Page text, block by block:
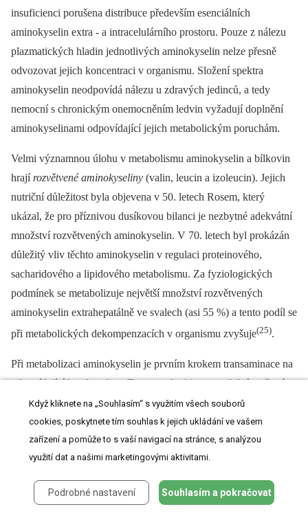
insuficienci porušena distribuce především esenciálních
aminokyselin extra -⁠ a intracelulárního prostoru. Pouze z nálezu
plazmatických hladin jednotlivých aminokyselin nelze přesně
odvozovat jejich koncentraci v organismu. Složení spektra
aminokyselin neodpovídá nálezu u zdravých jedinců, a tedy
nemocní s chronickým onemocněním ledvin vyžadují doplnění
aminokyselinami odpovídající jejich metabolickým poruchám.
Velmi významnou úlohu v metabolismu aminokyselin a bílkovin
hrají rozvětvené aminokyseliny (valin, leucin a izoleucin). Jejich
nutriční důležitost byla objevena v 50. letech Rosem, který
ukázal, že pro příznivou dusíkovou bilanci je nezbytné adekvátní
množství rozvětvených aminokyselin. V 70. letech byl prokázán
důležitý vliv těchto aminokyselin v regulaci proteinového,
sacharidového a lipidového metabolismu. Za fyziologických
podmínek se metabolizuje největší množství rozvětvených
aminokyselin extrahepatálně ve svalech (asi 55 %) a tento podíl se
při metabolických dekompenzacích v organismu zvyšuje(25).
Při metabolizaci aminokyselin je prvním krokem trans­aminace na
odpovídající ketokyseliny. Tento pochod je reverzibilní, což má
zásadní význam při užití ketoanalog esenciálních aminokyselin.
Umožňuje tak příslušným ketokyselinám nahradit základní
aminokyseliny v bílkovinách diety. Konečným produktem
oxidace leucinu a izoleucinu je acetyl CoA, který může sloužit
jako základní zdroj pro syntézu mastných kyselin. Při neúplné
oxidaci leucinu vzniká hydroxymetyl-glutaryl-CoA, základní
Když kliknete na „Souhlasím“ s využitím všech souborů
cookies, poskytnete tím souhlas k jejich ukládání ve vašem
zařízení a pomůže to s vaší navigací na stránce, s analýzou
využití dat a našimi marketingovými aktivitami.
Podrobné nastavení Souhlasím a pokračovat